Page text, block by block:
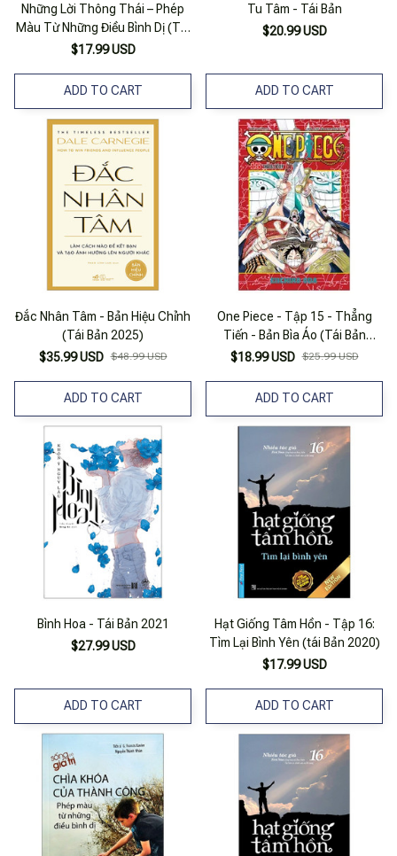
Những Lời Thông Thái – Phép
Màu Từ Những Điều Bình Dị (Tái
Bản 2020)
$17.99 USD
ADD TO CART
Tu Tâm - Tái Bản
$20.99 USD
ADD TO CART
Đắc Nhân Tâm - Bản Hiệu Chỉnh
(Tái Bản 2025)
$35.99 USD $48.99 USD
ADD TO CART
One Piece - Tập 15 - Thẳng
Tiến - Bản Bìa Áo (Tái Bản
2025)
$18.99 USD $25.99 USD
ADD TO CART
Bình Hoa - Tái Bản 2021
$27.99 USD
ADD TO CART
Hạt Giống Tâm Hồn - Tập 16:
Tìm Lại Bình Yên (tái Bản 2020)
$17.99 USD
ADD TO CART